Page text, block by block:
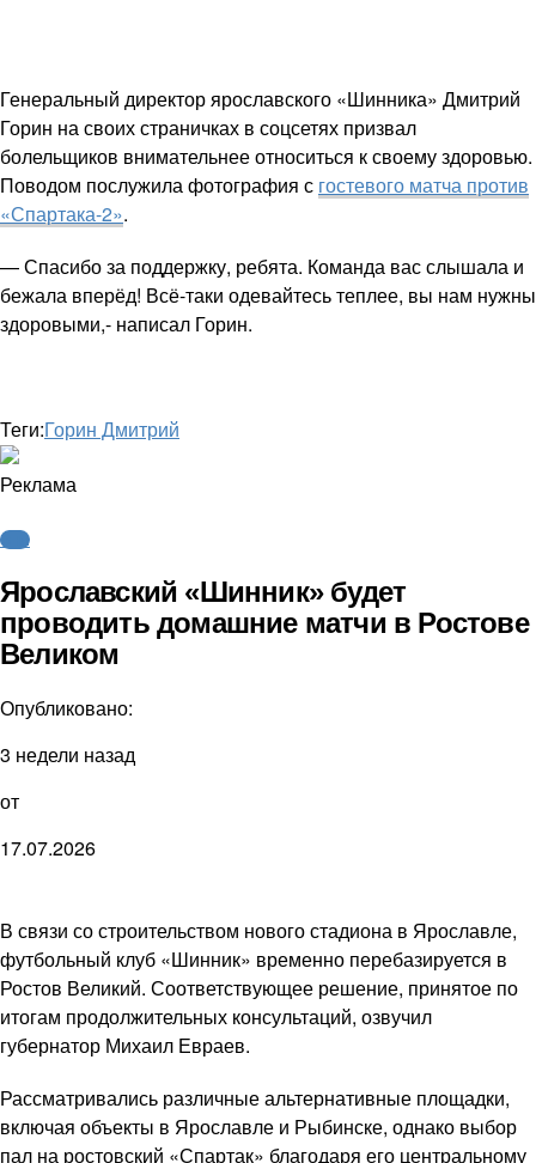
Генеральный директор ярославского «Шинника» Дмитрий
Горин на своих страничках в соцсетях призвал
болельщиков внимательнее относиться к своему здоровью.
Поводом послужила фотография с гостевого матча против
«Спартака-2».
— Спасибо за поддержку, ребята. Команда вас слышала и
бежала вперёд! Всё-таки одевайтесь теплее, вы нам нужны
здоровыми,- написал Горин.
Теги:Горин Дмитрий
Реклама
ФНЛ
Ярославский «Шинник» будет
проводить домашние матчи в Ростове
Великом
Опубликовано:
3 недели назад
от
17.07.2026
В связи со строительством нового стадиона в Ярославле,
футбольный клуб «Шинник» временно перебазируется в
Ростов Великий. Соответствующее решение, принятое по
итогам продолжительных консультаций, озвучил
губернатор Михаил Евраев.
Рассматривались различные альтернативные площадки,
включая объекты в Ярославле и Рыбинске, однако выбор
пал на ростовский «Спартак» благодаря его центральному